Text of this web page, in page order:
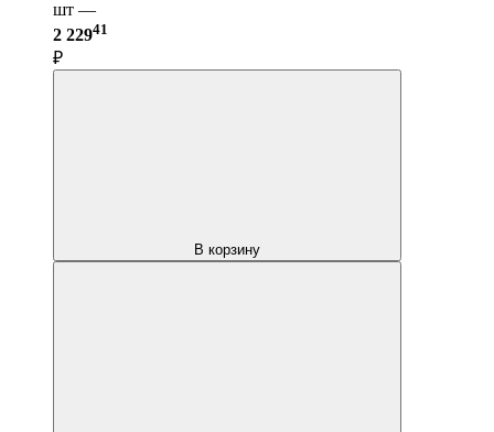
шт —
2 22941
₽
В корзину